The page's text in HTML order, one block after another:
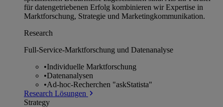
für datengetriebenen Erfolg kombinieren wir Expertise in
Marktforschung, Strategie und Marketingkommunikation.
Research
Full-Service-Marktforschung und Datenanalyse
•Individuelle Marktforschung
•Datenanalysen
•Ad-hoc-Recherchen "askStatista"
Research Lösungen
Strategy